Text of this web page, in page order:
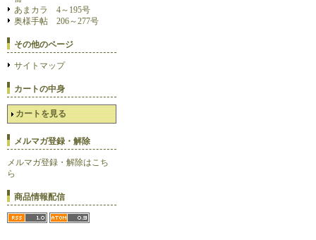
あまカラ 4～195号
奥様手帖 206～277号
その他のページ
サイトマップ
カートの中身
カートを見る
メルマガ登録・解除
メルマガ登録・解除はこち
ら
商品情報配信